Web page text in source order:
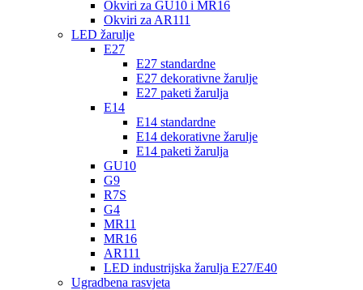
Okviri za GU10 i MR16
Okviri za AR111
LED žarulje
E27
E27 standardne
E27 dekorativne žarulje
E27 paketi žarulja
E14
E14 standardne
E14 dekorativne žarulje
E14 paketi žarulja
GU10
G9
R7S
G4
MR11
MR16
AR111
LED industrijska žarulja E27/E40
Ugradbena rasvjeta